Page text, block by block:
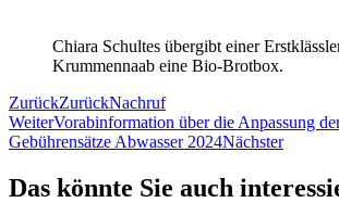
Chiara Schultes übergibt einer
Krummennaab eine Bio-Brotbox.
ZurückZurückNachruf
WeiterVorabinformation über die Anpassung
Gebührensätze Abwasser 2024Nächster
Das könnte Sie auch